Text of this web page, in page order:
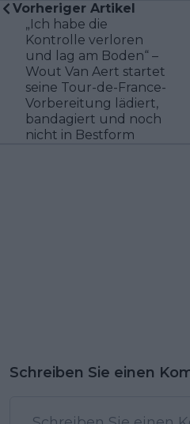
Vorheriger Artikel
„Ich habe die
Kontrolle verloren
und lag am Boden“ –
Wout Van Aert startet
seine Tour-de-France-
Vorbereitung lädiert,
bandagiert und noch
nicht in Bestform
Schreiben Sie einen